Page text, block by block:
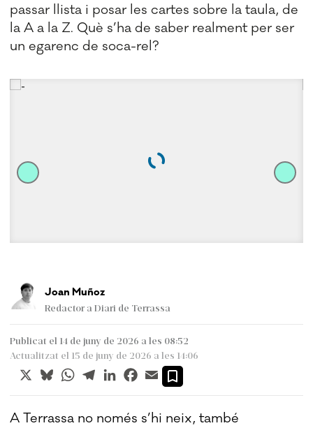
passar llista i posar les cartes sobre la taula, de
la A a la Z. Què s’ha de saber realment per ser
un egarenc de soca-rel?
Joan Muñoz
Redactor a Diari de Terrassa
Publicat el 14 de juny de 2026 a les 08:52
Actualitzat el 15 de juny de 2026 a les 14:06
X BlueskyWhatsApp
TelegramLinkedInFacebook
Email
A Terrassa no només s’hi neix, també